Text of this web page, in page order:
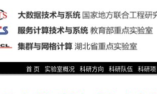
首 页 实验室概况 科研方向 科研队伍 科研